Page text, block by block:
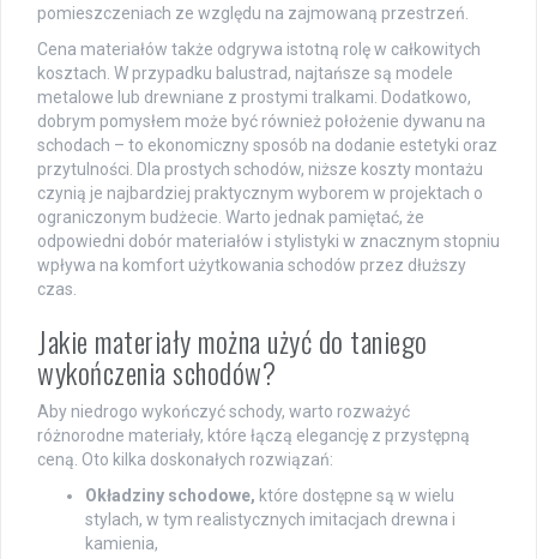
pomieszczeniach ze względu na zajmowaną przestrzeń.
Cena materiałów także odgrywa istotną rolę w całkowitych
kosztach. W przypadku balustrad, najtańsze są modele
metalowe lub drewniane z prostymi tralkami. Dodatkowo,
dobrym pomysłem może być również położenie dywanu na
schodach – to ekonomiczny sposób na dodanie estetyki oraz
przytulności. Dla prostych schodów, niższe koszty montażu
czynią je najbardziej praktycznym wyborem w projektach o
ograniczonym budżecie. Warto jednak pamiętać, że
odpowiedni dobór materiałów i stylistyki w znacznym stopniu
wpływa na komfort użytkowania schodów przez dłuższy
czas.
Jakie materiały można użyć do taniego
wykończenia schodów?
Aby niedrogo wykończyć schody, warto rozważyć
różnorodne materiały, które łączą elegancję z przystępną
ceną. Oto kilka doskonałych rozwiązań:
Okładziny schodowe, które dostępne są w wielu
stylach, w tym realistycznych imitacjach drewna i
kamienia,